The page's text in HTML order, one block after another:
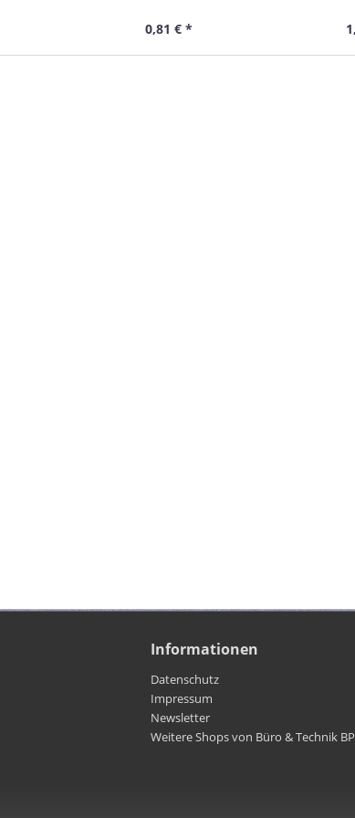
0,81 € *
Informationen
Datenschutz
Impressum
Newsletter
Weitere Shops von Büro & Technik